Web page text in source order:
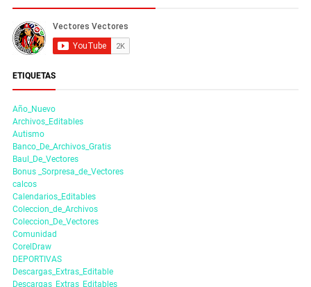
ETIQUETAS
Año_Nuevo
Archivos_Editables
Autismo
Banco_De_Archivos_Gratis
Baul_De_Vectores
Bonus _Sorpresa_de_Vectores
calcos
Calendarios_Editables
Coleccion_de_Archivos
Coleccion_De_Vectores
Comunidad
CorelDraw
DEPORTIVAS
Descargas_Extras_Editable
Descargas_Extras_Editables